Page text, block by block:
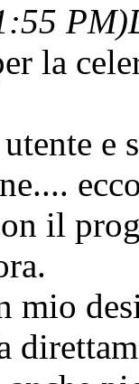
PM)
la
e
il
mio